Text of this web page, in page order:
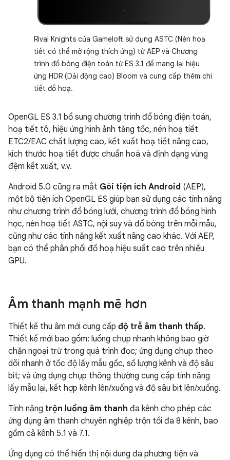
Rival Knights của Gameloft sử dụng ASTC (Nén hoạ
tiết có thể mở rộng thích ứng) từ AEP và Chương
trình đổ bóng điện toán từ ES 3.1 để mang lại hiệu
ứng HDR (Dải động cao) Bloom và cung cấp thêm chi
tiết đồ hoạ.
OpenGL ES 3.1 bổ sung chương trình đổ bóng điện toán,
hoạ tiết tô, hiệu ứng hình ảnh tăng tốc, nén hoạ tiết
ETC2/EAC chất lượng cao, kết xuất hoạ tiết nâng cao,
kích thước hoạ tiết được chuẩn hoá và định dạng vùng
đệm kết xuất, v.v.
Android 5.0 cũng ra mắt Gói tiện ích Android (AEP),
một bộ tiện ích OpenGL ES giúp bạn sử dụng các tính năng
như chương trình đổ bóng lưới, chương trình đổ bóng hình
học, nén hoạ tiết ASTC, nội suy và đổ bóng trên mỗi mẫu,
cũng như các tính năng kết xuất nâng cao khác. Với AEP,
bạn có thể phân phối đồ hoạ hiệu suất cao trên nhiều
GPU.
Âm thanh mạnh mẽ hơn
Thiết kế thu âm mới cung cấp độ trễ âm thanh thấp.
Thiết kế mới bao gồm: luồng chụp nhanh không bao giờ
chặn ngoại trừ trong quá trình đọc; ứng dụng chụp theo
dõi nhanh ở tốc độ lấy mẫu gốc, số lượng kênh và độ sâu
bit; và ứng dụng chụp thông thường cung cấp tính năng
lấy mẫu lại, kết hợp kênh lên/xuống và độ sâu bit lên/xuống.
Tính năng trộn luồng âm thanh đa kênh cho phép các
ứng dụng âm thanh chuyên nghiệp trộn tối đa 8 kênh, bao
gồm cả kênh 5.1 và 7.1.
Ứng dụng có thể hiển thị nội dung đa phương tiện và